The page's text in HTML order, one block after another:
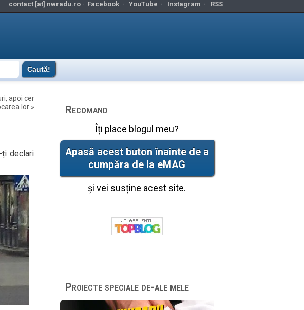
contact [at] nwradu.ro · Facebook· YouTube · Instagram · RSS
apoi cer
lor»
ți declari
Recomand
Îți place blogul meu?
Apasă acest buton înainte de a
cumpăra de la eMAG
și vei susține acest site.
Proiecte speciale de-ale mele